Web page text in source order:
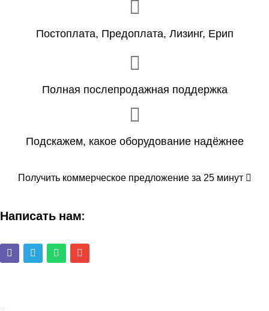
Постоплата, Предоплата, Лизинг, Ерип
Полная послепродажная поддержка
Подскажем, какое оборудование надёжнее
Получить коммерческое предложение за 25 минут
Написать нам: